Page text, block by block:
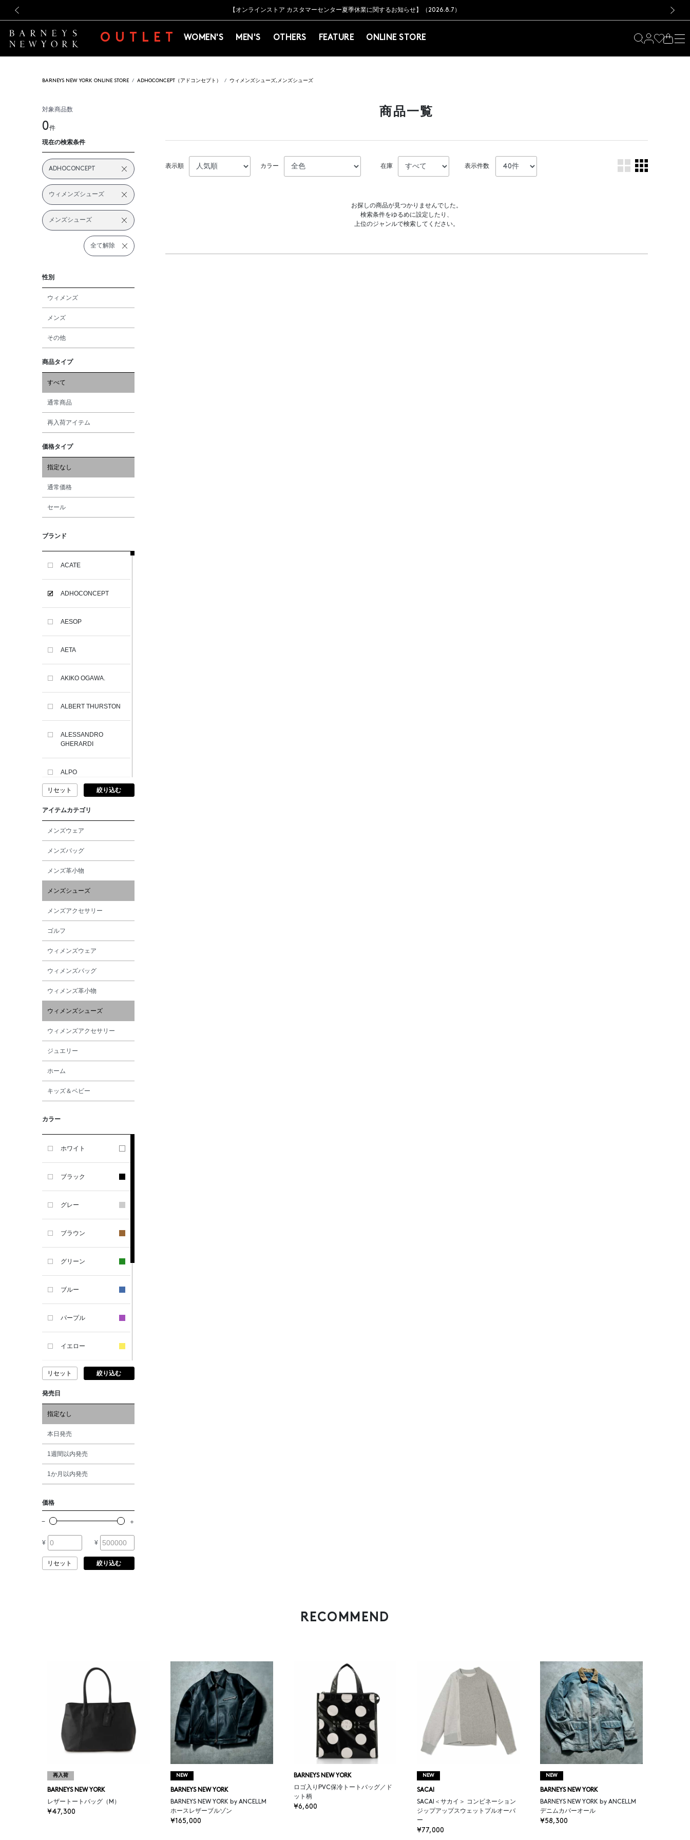
新規登録のお客様も対象！＜MY BARNEYS＞会員のお客様は11,000円（税込）以上のお買上げで常時送料無料！お買い物の際は会員登録を！
【夏季休業に伴う出荷一時停止のお知らせ】(2026.8.7)
【オンラインストア カスタマーセンター夏季休業に関するお知らせ】（2026.8.7）
【夏季休業に伴う返品・交換承り一時停止のお知らせ】（2026.8.5）
熊本県を中心とした地震の影響によるお荷物のお届けについて
【開催中】SUMMER SALEのご案内・ご注意事項
新規登録のお客様も対象！＜MY BARNEYS＞会員のお客様は11,000円（税込）以上のお買上げで常時送料無料！お買い物の際は会員登録を！
【夏季休業に伴う出荷一時停止のお知らせ】(2026.8.7)
OUTLET WOMEN'S MEN'S OTHERS FEATURE ONLINE STORE
BARNEYS NEW YORK ONLINE STORE ADHOCONCEPT（アドコンセプト） ウィメンズシューズ,メンズシューズ
対象商品数
0件
現在の検索条件
ADHOCONCEPT
ウィメンズシューズ
メンズシューズ
全て解除
性別
ウィメンズ
メンズ
その他
商品タイプ
すべて
通常商品
再入荷アイテム
価格タイプ
指定なし
通常価格
セール
ブランド
ACATE
ADHOCONCEPT
AESOP
AETA
AKIKO OGAWA.
ALBERT THURSTON
ALESSANDRO
GHERARDI
ALPO
AMIRI
ANCIENT GREEK
SANDAL
ANDERSONS
ANTIPAST
ANYA HINDMARCH
ARCS LONDON
ARIZONA LOVE
ASAUCE MELER
ATELIER AMBOISE
ATELIER EDITION
ATHENA NEW YORK
ATTO VANNUCCI
BALENCIAGA
BINKY AND LULU
BITE STUDIOS
BOGKI
BOLDRINI SELLERIA
BOY'S OWN
リセット 絞り込む
アイテムカテゴリ
メンズウェア
メンズバッグ
メンズ革小物
メンズシューズ
メンズアクセサリー
ゴルフ
ウィメンズウェア
ウィメンズバッグ
ウィメンズ革小物
ウィメンズシューズ
ウィメンズアクセサリー
ジュエリー
ホーム
キッズ＆ベビー
カラー
ホワイト
ブラック
グレー
ブラウン
グリーン
ブルー
パープル
イエロー
ピンク
レッド
オレンジ
シルバー
リセット 絞り込む
発売日
指定なし
本日発売
1週間以内発売
1か月以内発売
価格
¥ ¥
リセット 絞り込む
商品一覧
表示順 カラー 在庫 表示件数
お探しの商品が見つかりませんでした。
検索条件をゆるめに設定したり、
上位のジャンルで検索してください。
RECOMMEND
再入荷
BARNEYS NEW YORK
レザートートバッグ（M）
¥47,300
NEW
BARNEYS NEW YORK
BARNEYS NEW YORK by ANCELLM
ホースレザーブルゾン
¥165,000
BARNEYS NEW YORK
ロゴ入りPVC保冷トートバッグ／ド
ット柄
¥6,600
NEW
SACAI
SACAI＜サカイ＞ コンビネーション
ジップアップスウェットプルオーバ
ー
¥77,000
NEW
BARNEYS NEW YORK
BARNEYS NEW YORK by ANCELLM
デニムカバーオール
¥58,300